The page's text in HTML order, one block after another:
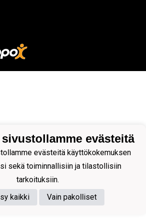
sivustollamme evästeitä
evästeitä käyttökokemuksen
sekä toiminnallisiin ja tilastollisiin
tarkoituksiin.
kaikki
Vain pakolliset